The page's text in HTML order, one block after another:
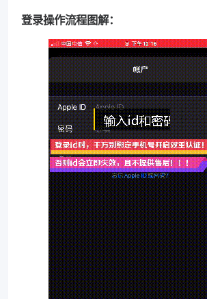
登录操作流程图解：